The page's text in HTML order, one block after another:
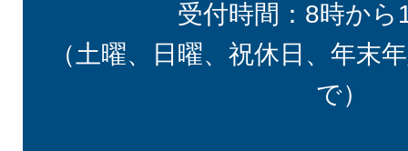
受付時間：8時から
（土曜、日曜、祝休日、年末
で）